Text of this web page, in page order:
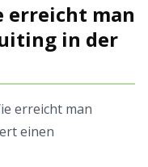
man
in der
erreicht man
einen